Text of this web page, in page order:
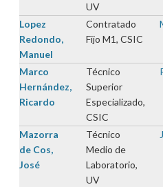
UV
Lopez
Redondo,
Manuel
Contratado
Fijo M1, CSIC
Marco
Hernández,
Ricardo
Técnico
Superior
Especializado,
CSIC
Mazorra
de Cos,
José
Técnico
Medio de
Laboratorio,
UV